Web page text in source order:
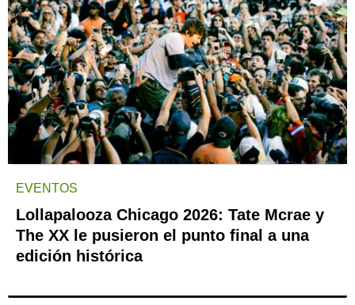
EVENTOS
Lollapalooza Chicago 2026: Tate Mcrae y
The XX le pusieron el punto final a una
edición histórica